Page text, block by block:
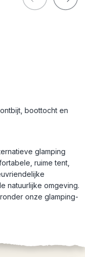
boottocht en
glamping
ruime tent,
natuurlijke omgeving.
onze glamping-